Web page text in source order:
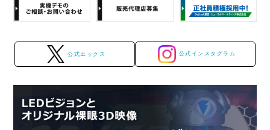
公式エックス 公式インスタグラム